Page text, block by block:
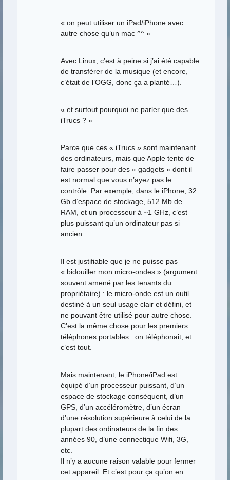
« on peut utiliser un iPad/iPhone avec
autre chose qu’un mac ^^ »
Avec Linux, c’est à peine si j’ai été capable
de transférer de la musique (et encore,
c’était de l’OGG, donc ça a planté…).
« et surtout pourquoi ne parler que des
iTrucs ? »
Parce que ces « iTrucs » sont maintenant
des ordinateurs, mais que Apple tente de
faire passer pour des « gadgets » dont il
est normal que vous n’ayez pas le
contrôle. Par exemple, dans le iPhone, 32
Gb d’espace de stockage, 512 Mb de
RAM, et un processeur à ~1 GHz, c’est
plus puissant qu’un ordinateur pas si
ancien.
Il est justifiable que je ne puisse pas
« bidouiller mon micro-ondes » (argument
souvent amené par les tenants du
propriétaire) : le micro-onde est un outil
destiné à un seul usage clair et défini, et
ne pouvant être utilisé pour autre chose.
C’est la même chose pour les premiers
téléphones portables : on téléphonait, et
c’est tout.
Mais maintenant, le iPhone/iPad est
équipé d’un processeur puissant, d’un
espace de stockage conséquent, d’un
GPS, d’un accéléromètre, d’un écran
d’une résolution supérieure à celui de la
plupart des ordinateurs de la fin des
années 90, d’une connectique Wifi, 3G,
etc.
Il n’y a aucune raison valable pour fermer
cet appareil. Et c’est pour ça qu’on en